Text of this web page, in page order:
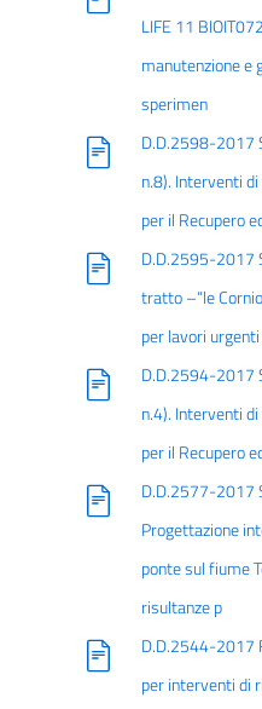
LIFE 11
manutenzione e
sperimen
D.D.2598-2017
n.8). Interventi
per il Recupero
D.D.2595-2017
tratto –“le
per lavori
D.D.2594-2017
n.4). Interventi
per il Recupero
D.D.2577-2017
Progettazione
ponte sul fiume
risultanze p
D.D.2544-2017
per interventi di